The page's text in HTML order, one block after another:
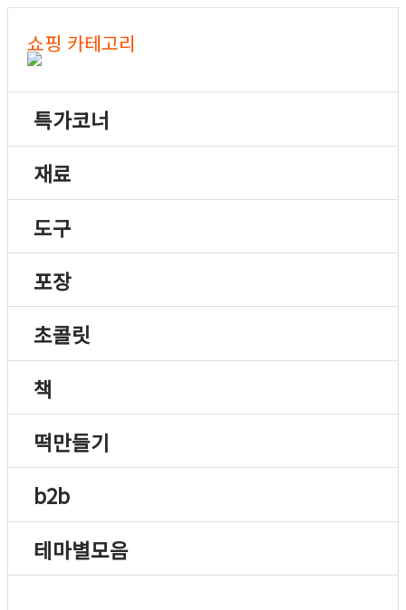
쇼핑 카테고리
특가코너
재료
도구
포장
초콜릿
책
떡만들기
b2b
테마별모음